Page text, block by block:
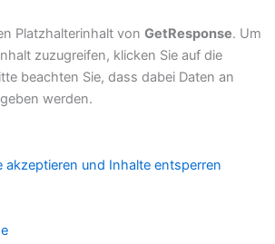
Platzhalterinhalt von GetResponse. Um
zuzugreifen, klicken Sie auf die
beachten Sie, dass dabei Daten an
werden.
akzeptieren und Inhalte entsperren